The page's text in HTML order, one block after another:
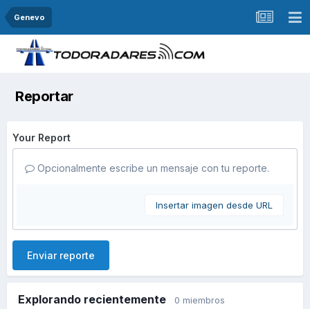
Genevo
Reportar
Your Report
Opcionalmente escribe un mensaje con tu reporte.
Insertar imagen desde URL
Enviar reporte
Explorando recientemente 0 miembros